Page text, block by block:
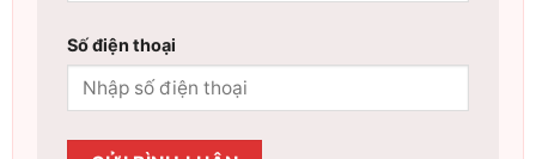
Số điện thoại